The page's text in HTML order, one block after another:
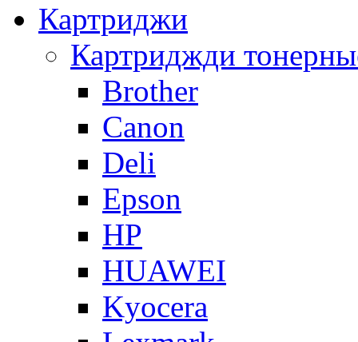
Картриджи
Картриджди
Brother
Canon
Deli
Epson
HP
HUAWEI
Kyocera